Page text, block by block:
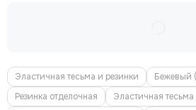
Эластичная тесьма и резинки
Бежевый
Резинка отделочная
Эластичная